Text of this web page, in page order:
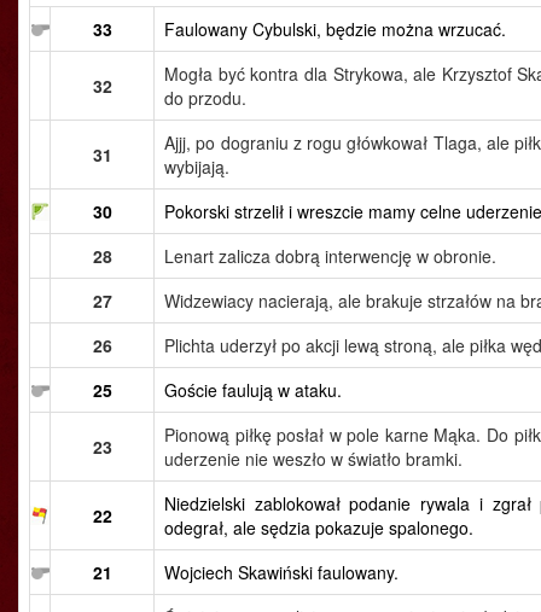
33 Faulowany Cybulski, będzie można wrzucać.
32
Mogła być kontra dla Strykowa, ale Krzysztof
do przodu.
31
Ajjj, po dograniu z rogu główkował Tlaga, ale
wybijają.
30
Pokorski strzelił i wreszcie mamy celne
28
Lenart zalicza dobrą interwencję w obronie.
27
Widzewiacy nacierają, ale brakuje strzałów na
26
Plichta uderzył po akcji lewą stroną, ale piłka
25
Goście faulują w ataku.
23
Pionową piłkę posłał w pole karne Mąka. Do
uderzenie nie weszło w światło bramki.
22
Niedzielski zablokował podanie rywala i
odegrał, ale sędzia pokazuje spalonego.
21
Wojciech Skawiński faulowany.